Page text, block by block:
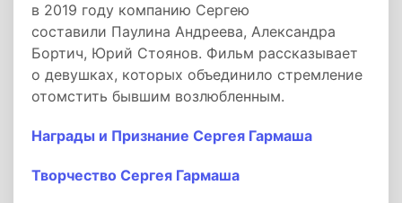
в 2019 году компанию Сергею
составили Паулина Андреева, Александра
Бортич, Юрий Стоянов. Фильм рассказывает
о девушках, которых объединило стремление
отомстить бывшим возлюбленным.
Награды и Признание Сергея Гармаша
Творчество Сергея Гармаша